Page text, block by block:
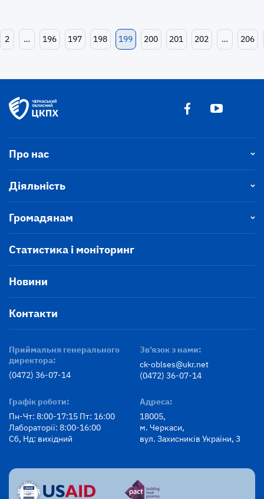
2 … 196 197 198 199 200 201 202 … 206
Про нас
Діяльність
Громадянам
Статистика і моніторинг
Новини
Контакти
Приймальня генерального
директора:
(0472) 36-07-14
Зв’язок з нами:
ck-oblses@ukr.net
(0472) 36-07-14
Графік роботи:
Пн-Чт: 8:00-17:15 Пт: 16:00
Лабораторії: 8:00-16:00
Сб, Нд: вихідний
Адреса:
18005,
м. Черкаси,
вул. Захисників України, 3